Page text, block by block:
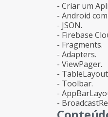
- Criar um
- Android
- JSON.
- Firebase
- Fragments.
- Adapters.
- ViewPager.
-
- Toolbar.
-
-